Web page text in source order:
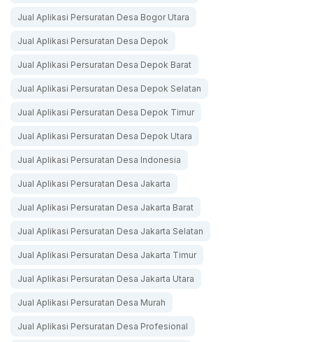
Jual Aplikasi Persuratan Desa Bogor Utara
Jual Aplikasi Persuratan Desa Depok
Jual Aplikasi Persuratan Desa Depok Barat
Jual Aplikasi Persuratan Desa Depok Selatan
Jual Aplikasi Persuratan Desa Depok Timur
Jual Aplikasi Persuratan Desa Depok Utara
Jual Aplikasi Persuratan Desa Indonesia
Jual Aplikasi Persuratan Desa Jakarta
Jual Aplikasi Persuratan Desa Jakarta Barat
Jual Aplikasi Persuratan Desa Jakarta Selatan
Jual Aplikasi Persuratan Desa Jakarta Timur
Jual Aplikasi Persuratan Desa Jakarta Utara
Jual Aplikasi Persuratan Desa Murah
Jual Aplikasi Persuratan Desa Profesional